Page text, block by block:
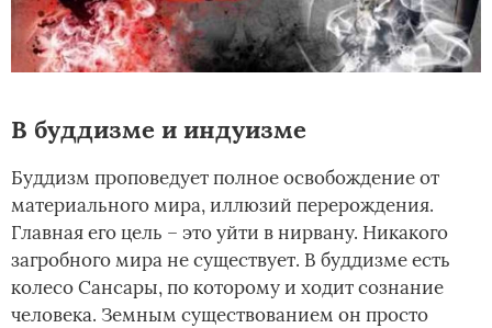
В буддизме и индуизме
Буддизм проповедует полное освобождение от
материального мира, иллюзий перерождения.
Главная его цель – это уйти в нирвану. Никакого
загробного мира не существует. В буддизме есть
колесо Сансары, по которому и ходит сознание
человека. Земным существованием он просто